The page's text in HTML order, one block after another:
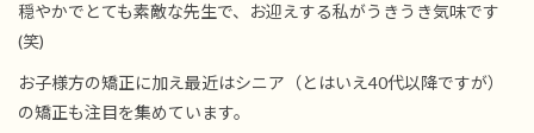
穏やかでとても素敵な先生で、お迎えする私がうきうき気味です
(笑)
お子様方の矯正に加え最近はシニア（とはいえ40代以降ですが）
の矯正も注目を集めています。